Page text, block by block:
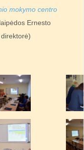
mokymo centro
Ernesto